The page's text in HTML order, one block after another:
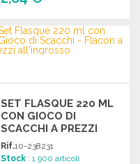
ORDINARE
Richiedi un preventivo
SET FLASQUE 220 ML
CON GIOCO DI
SCACCHI A PREZZI
ALL'INGROSSO
Rif.10-238231
Stock : 1 900 articoli